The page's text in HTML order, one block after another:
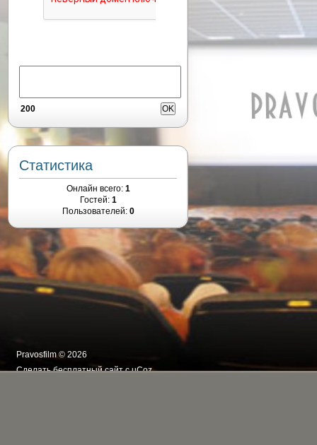
200
Статистика
Онлайн всего: 1
Гостей: 1
Пользователей: 0
Pravosfilm © 2026
Сделатьбесплатный сайтсuCoz